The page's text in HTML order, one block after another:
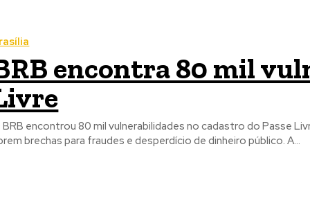
encontra 80 mil
BRB encontrou 80 mil vulnerabilidades no cadastro do Passe
brechas para fraudes e desperdício de dinheiro público. A...